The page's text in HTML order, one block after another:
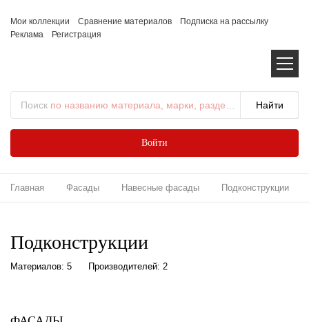
Мои коллекции Сравнение материалов
Подписка на рассылку
Реклама
Регистрация
Поиск по названию материала, марки, раздела...
Войти
Главная Фасады Навесные фасады Подконструкции
Подконструкции
Материалов: 5 Производителей: 2